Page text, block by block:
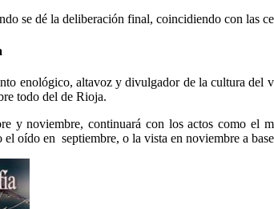
se dé la deliberación final, coincidiendo con las
enológico, altavoz y divulgador de la cultura del
todo del de Rioja.
y noviembre, continuará con los actos como
el oído en septiembre, o la vista en noviembre a